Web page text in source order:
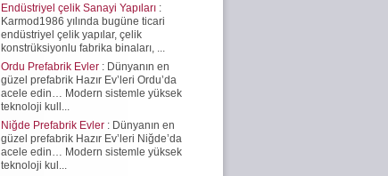
Endüstriyel çelik Sanayi Yapıları :
Karmod1986 yılında bugüne ticari
endüstriyel çelik yapılar, çelik
konstrüksiyonlu fabrika binaları, ...
Ordu Prefabrik Evler : Dünyanın en
güzel prefabrik Hazır Ev’leri Ordu’da
acele edin… Modern sistemle yüksek
teknoloji kull...
Niğde Prefabrik Evler : Dünyanın en
güzel prefabrik Hazır Ev’leri Niğde’da
acele edin… Modern sistemle yüksek
teknoloji kul...